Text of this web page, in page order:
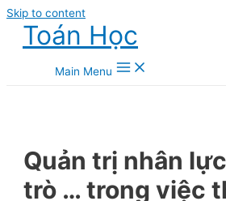
Skip to content
Toán Học
Main Menu
Quản trị nhân
trò … trong việc